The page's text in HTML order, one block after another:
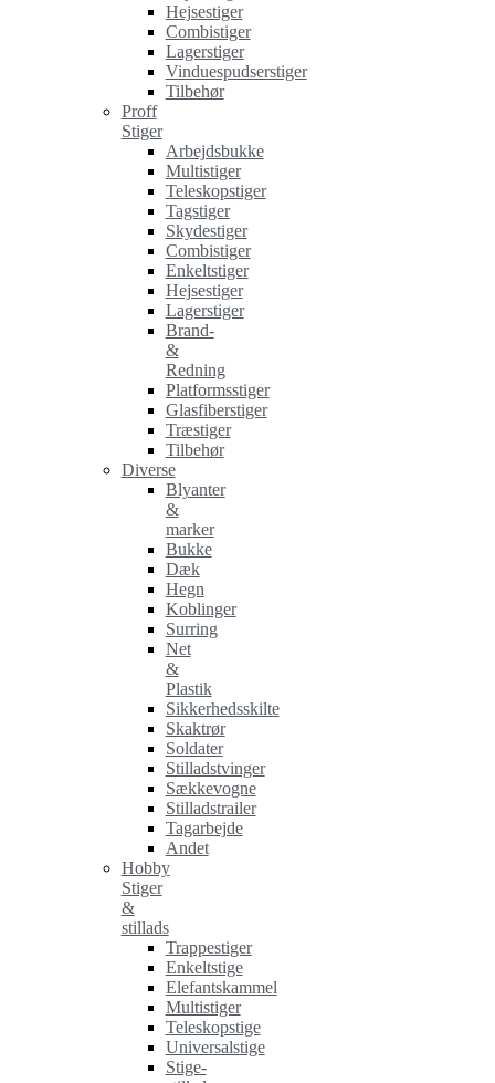
Hejsestiger
Combistiger
Lagerstiger
Vinduespudserstiger
Tilbehør
Proff
Stiger
Arbejdsbukke
Multistiger
Teleskopstiger
Tagstiger
Skydestiger
Combistiger
Enkeltstiger
Hejsestiger
Lagerstiger
Brand-
&
Redning
Platformsstiger
Glasfiberstiger
Træstiger
Tilbehør
Diverse
Blyanter
&
marker
Bukke
Dæk
Hegn
Koblinger
Surring
Net
&
Plastik
Sikkerhedsskilte
Skaktrør
Soldater
Stilladstvinger
Sækkevogne
Stilladstrailer
Tagarbejde
Andet
Hobby
Stiger
&
stillads
Trappestiger
Enkeltstige
Elefantskammel
Multistiger
Teleskopstige
Universalstige
Stige-